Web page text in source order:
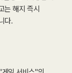
는 해지 즉시
다.